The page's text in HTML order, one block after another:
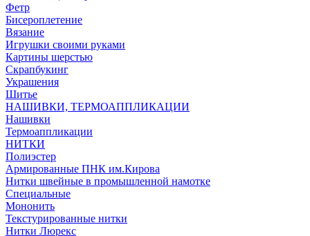
Фетр
Бисероплетение
Вязание
Игрушки своими руками
Картины шерстью
Скрапбукинг
Украшения
Шитье
НАШИВКИ, ТЕРМОАППЛИКАЦИИ
Нашивки
Термоаппликации
НИТКИ
Полиэстер
Армированные ПНК им.Кирова
Нитки швейные в промышленной намотке
Специальные
Мононить
Текстурированные нитки
Нитки Люрекс